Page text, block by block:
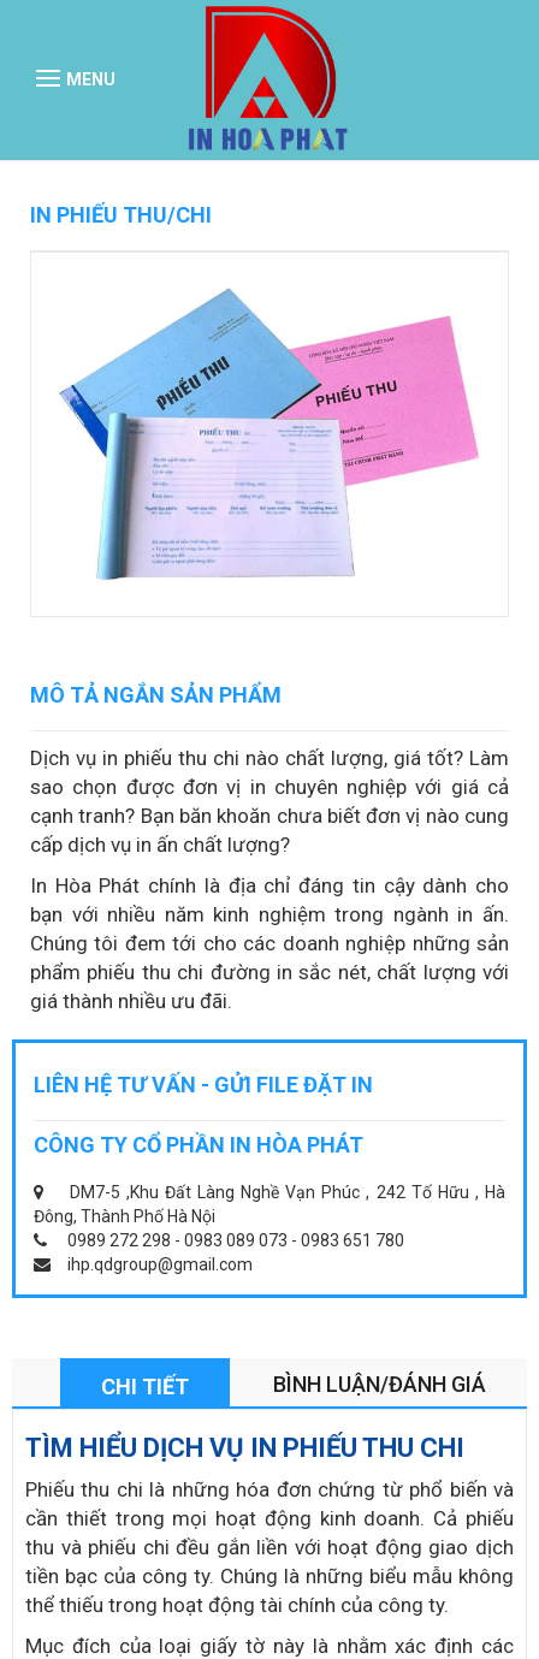
MENU
IN PHIẾU THU/CHI
MÔ TẢ NGẮN SẢN PHẨM
Dịch vụ in phiếu thu chi nào chất lượng, giá tốt? Làm
sao chọn được đơn vị in chuyên nghiệp với giá cả
cạnh tranh? Bạn băn khoăn chưa biết đơn vị nào cung
cấp dịch vụ in ấn chất lượng?
In Hòa Phát chính là địa chỉ đáng tin cậy dành cho
bạn với nhiều năm kinh nghiệm trong ngành in ấn.
Chúng tôi đem tới cho các doanh nghiệp những sản
phẩm phiếu thu chi đường in sắc nét, chất lượng với
giá thành nhiều ưu đãi.
LIÊN HỆ TƯ VẤN - GỬI FILE ĐẶT IN
CÔNG TY CỔ PHẦN IN HÒA PHÁT
DM7-5 ,Khu Đất Làng Nghề Vạn Phúc , 242 Tố Hữu , Hà
Đông, Thành Phố Hà Nội
0989 272 298 - 0983 089 073 - 0983 651 780
ihp.qdgroup@gmail.com
CHI TIẾT BÌNH LUẬN/ĐÁNH GIÁ
TÌM HIỂU DỊCH VỤ IN PHIẾU THU CHI
Phiếu thu chi là những hóa đơn chứng từ phổ biến và
cần thiết trong mọi hoạt động kinh doanh. Cả phiếu
thu và phiếu chi đều gắn liền với hoạt động giao dịch
tiền bạc của công ty. Chúng là những biểu mẫu không
thể thiếu trong hoạt động tài chính của công ty.
Mục đích của loại giấy tờ này là nhằm xác định các